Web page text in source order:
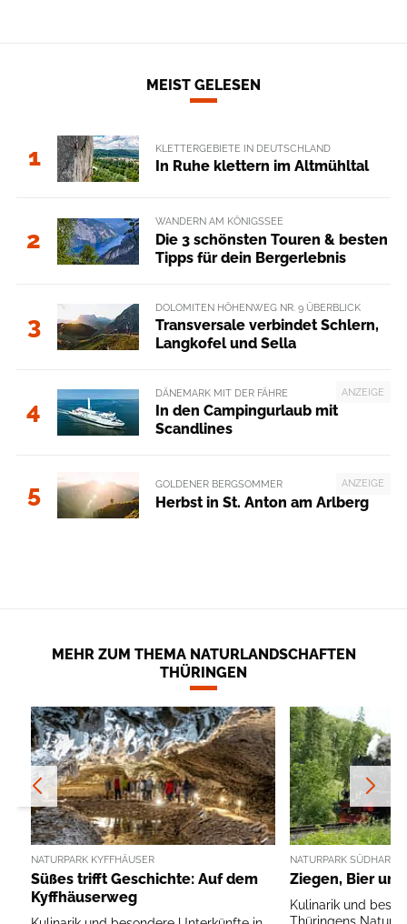
MEIST GELESEN
1 KLETTERGEBIETE IN DEUTSCHLAND
In Ruhe klettern im Altmühltal
2
WANDERN AM KÖNIGSSEE
Die 3 schönsten Touren & besten
Tipps für dein Bergerlebnis
3
DOLOMITEN HÖHENWEG NR. 9 ÜBERBLICK
Transversale verbindet Schlern,
Langkofel und Sella
4
ANZEIGE
DÄNEMARK MIT DER FÄHRE
In den Campingurlaub mit
Scandlines
5 ANZEIGE
GOLDENER BERGSOMMER
Herbst in St. Anton am Arlberg
MEHR ZUM THEMA NATURLANDSCHAFTEN
THÜRINGEN
NATURPARK KYFFHÄUSER
Süßes trifft Geschichte: Auf dem
Kyffhäuserweg
NATURPARK SÜDHARZ
Ziegen, Bier
Kulinarik und